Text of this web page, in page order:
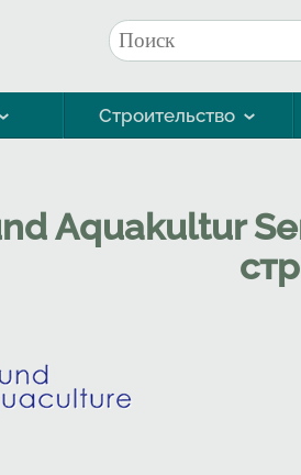
Форма поиска
Поиск
Строительство
Aquakultur